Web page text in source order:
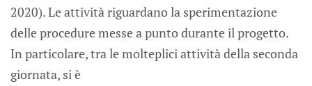
2020). Le attività riguardano la sperimentazione
delle procedure messe a punto durante il progetto.
In particolare, tra le molteplici attività della seconda
giornata, si è